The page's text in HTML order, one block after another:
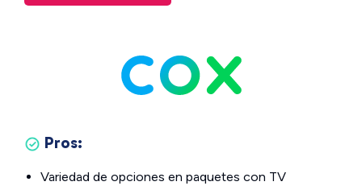
Pros:
Variedad de opciones en paquetes con TV